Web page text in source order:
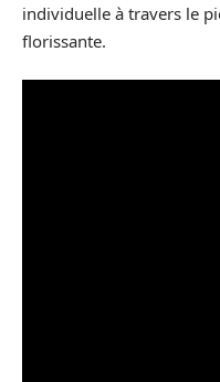
individuelle à travers le
florissante.